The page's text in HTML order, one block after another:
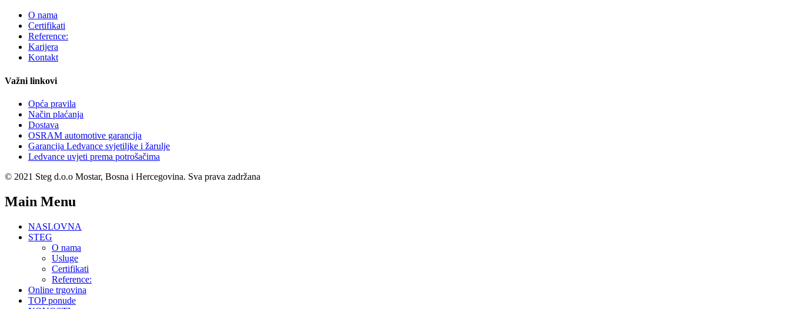
O nama
Certifikati
Reference:
Karijera
Kontakt
Važni linkovi
Opća pravila
Način plaćanja
Dostava
OSRAM automotive garancija
Garancija Ledvance svjetiljke i žarulje
Ledvance uvjeti prema potrošačima
© 2021 Steg d.o.o Mostar, Bosna i Hercegovina. Sva prava zadržana
Main Menu
NASLOVNA
STEG
O nama
Usluge
Certifikati
Reference:
Online trgovina
TOP ponude